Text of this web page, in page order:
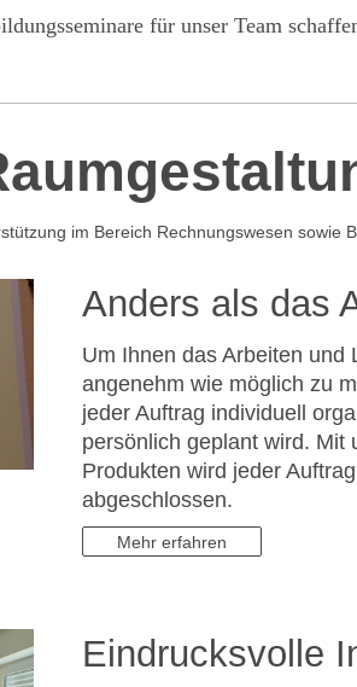
für unser Team
im Bereich Rechnungswesen sowie
Anders als das
Um Ihnen das Arbeiten und
angenehm wie möglich zu
jeder Auftrag individuell
persönlich geplant wird. Mit
Produkten wird jeder
abgeschlossen.
Mehr erfahren
Eindrucksvolle